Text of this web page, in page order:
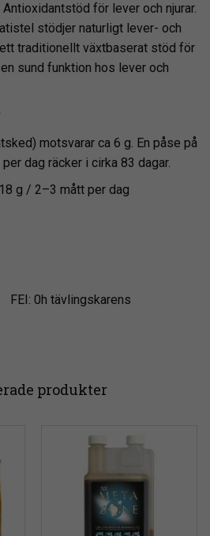
för lever och njurar.
stödjer naturligt lever- och
traditionellt växtbaserat stöd för
sund funktion hos lever och
motsvarar ca 6 g. En påse på
dag räcker i cirka 83 dagar.
g / 2–3 mått per dag
FEI: 0h tävlingskarens
produkter